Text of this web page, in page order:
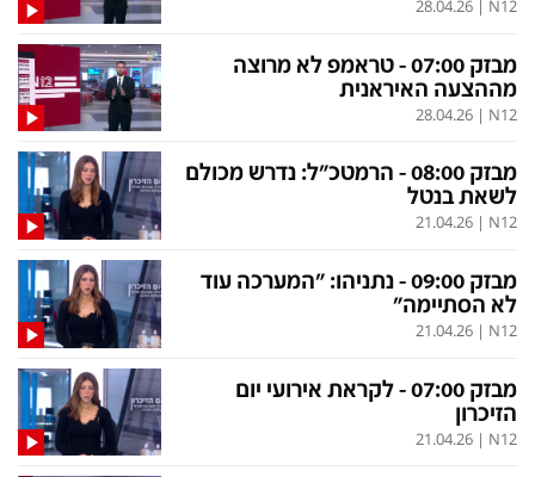
N12
28.04.26
מבזק 07:00 - טראמפ לא מרוצה
מההצעה האיראנית
N12
|
28.04.26
מבזק 08:00 - הרמטכ"ל: נדרש מכולם
לשאת בנטל
N12
|
21.04.26
מבזק 09:00 - נתניהו: "המערכה עוד
לא הסתיימה"
N12
|
21.04.26
מבזק 07:00 - לקראת אירועי יום
הזיכרון
N12
|
21.04.26